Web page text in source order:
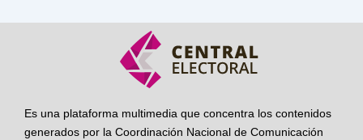
Es una plataforma multimedia que concentra los contenidos
generados por la Coordinación Nacional de Comunicación